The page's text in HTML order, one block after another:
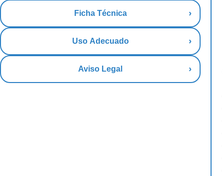
Ficha Técnica
Uso Adecuado
Aviso Legal